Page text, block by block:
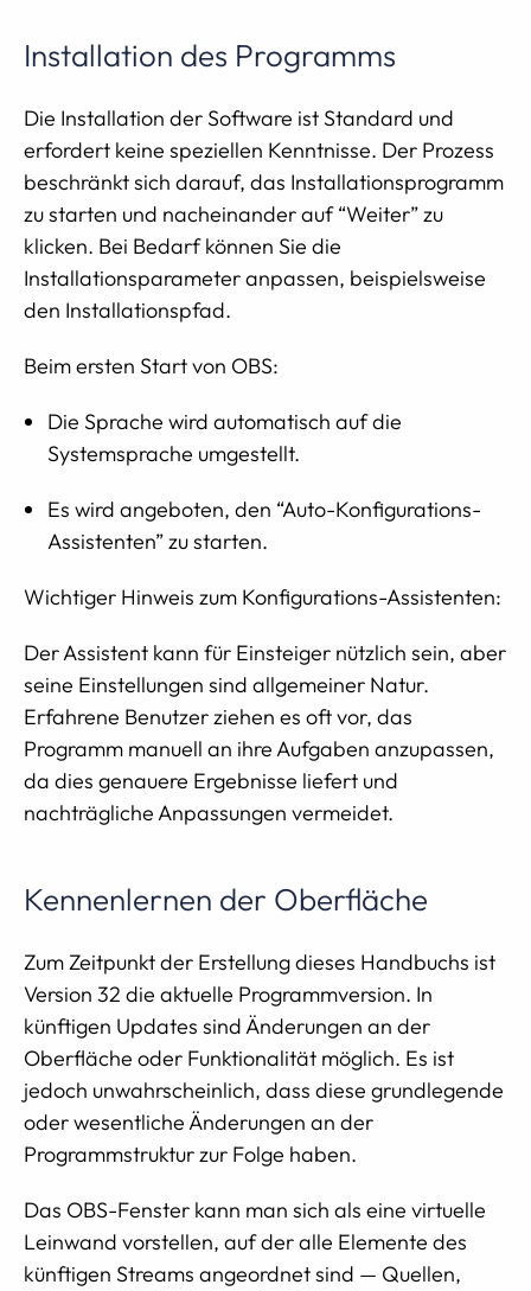
Installation des Programms
Die Installation der Software ist Standard und
erfordert keine speziellen Kenntnisse. Der Prozess
beschränkt sich darauf, das Installationsprogramm
zu starten und nacheinander auf “Weiter” zu
klicken. Bei Bedarf können Sie die
Installationsparameter anpassen, beispielsweise
den Installationspfad.
Beim ersten Start von OBS:
Die Sprache wird automatisch auf die
Systemsprache umgestellt.
Es wird angeboten, den “Auto-Konfigurations-
Assistenten” zu starten.
Wichtiger Hinweis zum Konfigurations-Assistenten:
Der Assistent kann für Einsteiger nützlich sein, aber
seine Einstellungen sind allgemeiner Natur.
Erfahrene Benutzer ziehen es oft vor, das
Programm manuell an ihre Aufgaben anzupassen,
da dies genauere Ergebnisse liefert und
nachträgliche Anpassungen vermeidet.
Kennenlernen der Oberfläche
Zum Zeitpunkt der Erstellung dieses Handbuchs ist
Version 32 die aktuelle Programmversion. In
künftigen Updates sind Änderungen an der
Oberfläche oder Funktionalität möglich. Es ist
jedoch unwahrscheinlich, dass diese grundlegende
oder wesentliche Änderungen an der
Programmstruktur zur Folge haben.
Das OBS-Fenster kann man sich als eine virtuelle
Leinwand vorstellen, auf der alle Elemente des
künftigen Streams angeordnet sind — Quellen,